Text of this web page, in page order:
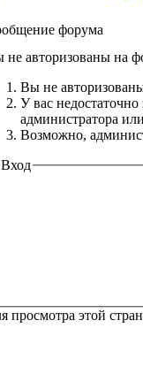
форума
не авторизованы на
Вы не
У вас
администратора
Возможно,
Вход
просмотра этой